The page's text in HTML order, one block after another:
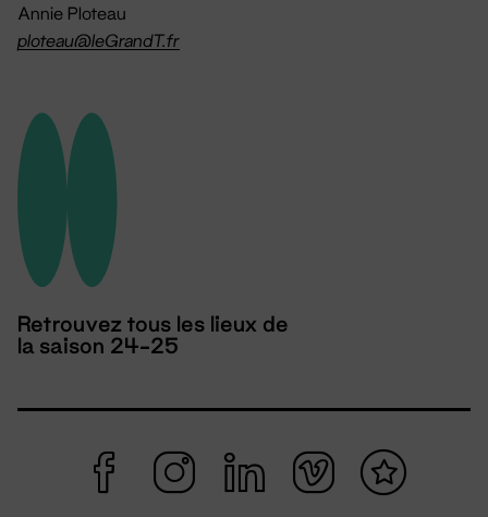
Annie Ploteau
ploteau@leGrandT.fr
Retrouvez tous les lieux de
la saison 24-25